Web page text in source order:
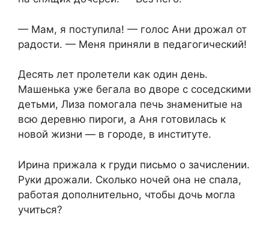
— Мам, я поступила! — голос Ани дрожал от
радости. — Меня приняли в педагогический!
Десять лет пролетели как один день.
Машенька уже бегала во дворе с соседскими
детьми, Лиза помогала печь знаменитые на
всю деревню пироги, а Аня готовилась к
новой жизни — в городе, в институте.
Ирина прижала к груди письмо о зачислении.
Руки дрожали. Сколько ночей она не спала,
работая дополнительно, чтобы дочь могла
учиться?